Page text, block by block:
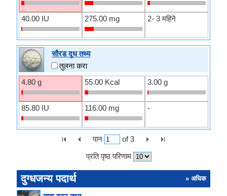
40.00 IU 275.00 mg 2- 3 महिने
सौरड दूध तथ्य
तुलना करा
4.80 g
55.00 Kcal 3.00 g
85.80 IU 116.00 mg -
पान of3
प्रति पृष्ठ परिणाम
दुग्धजन्य पदार्थ » अधिक